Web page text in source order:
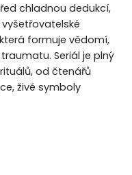
chladnou dedukcí,
formuje vědomí,
Seriál je plný
od čtenářů
živé symboly